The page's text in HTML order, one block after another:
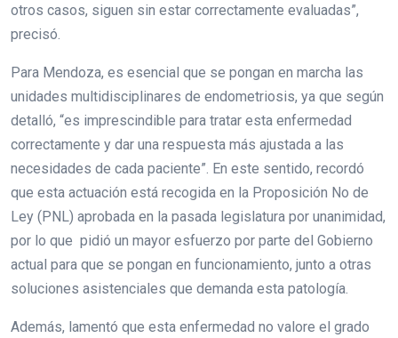
otros casos, siguen sin estar correctamente evaluadas”,
precisó.
Para Mendoza, es esencial que se pongan en marcha las
unidades multidisciplinares de endometriosis, ya que según
detalló, “es imprescindible para tratar esta enfermedad
correctamente y dar una respuesta más ajustada a las
necesidades de cada paciente”. En este sentido, recordó
que esta actuación está recogida en la Proposición No de
Ley (PNL) aprobada en la pasada legislatura por unanimidad,
por lo que pidió un mayor esfuerzo por parte del Gobierno
actual para que se pongan en funcionamiento, junto a otras
soluciones asistenciales que demanda esta patología.
Además, lamentó que esta enfermedad no valore el grado